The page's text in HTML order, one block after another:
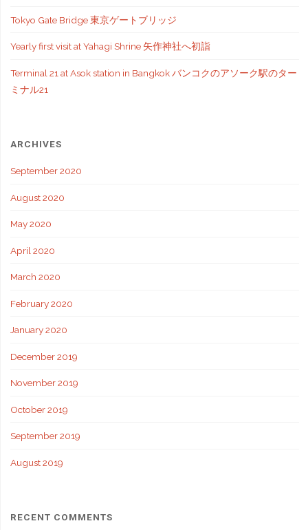
Tokyo Gate Bridge 東京ゲートブリッジ
Yearly first visit at Yahagi Shrine 矢作神社へ初詣
Terminal 21 at Asok station in Bangkok バンコクのアソーク駅のター
ミナル21
ARCHIVES
September 2020
August 2020
May 2020
April 2020
March 2020
February 2020
January 2020
December 2019
November 2019
October 2019
September 2019
August 2019
RECENT COMMENTS